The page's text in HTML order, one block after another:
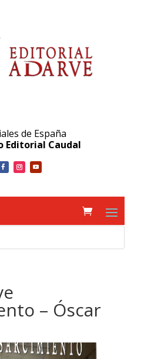
de España
Editorial Caudal
– Óscar